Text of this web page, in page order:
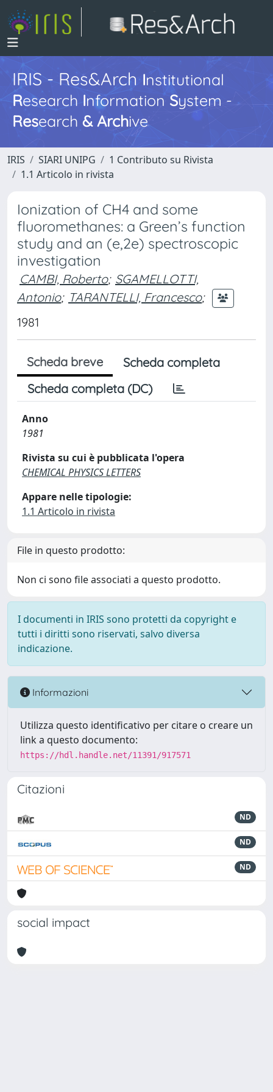
IRIS - Res&ArchInstitutional
Research InformationSystem -
Research & Archive
IRIS SIARI UNIPG
1 Contributo su Rivista
1.1 Articolo in rivista
Ionization of CH4 and some
fluoromethanes: a Green’s function
study and an (e,2e) spectroscopic
investigation
CAMBI, Roberto; SGAMELLOTTI,
Antonio; TARANTELLI, Francesco;
1981
Scheda breve
Scheda completa
Scheda completa (DC)
Anno
1981
Rivista su cui è pubblicata l'opera
CHEMICAL PHYSICS LETTERS
Appare nelle tipologie:
1.1 Articolo in rivista
File in questo prodotto:
Non ci sono file associati a questo prodotto.
I documenti in IRIS sono protetti da copyright e
tutti i diritti sono riservati, salvo diversa
indicazione.
Informazioni
Utilizza questo identificativo per citare o creare un
link a questo documento:
https://hdl.handle.net/11391/917571
Citazioni
ND
ND
ND
social impact